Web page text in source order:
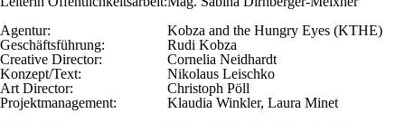
Agentur:
Kobza and the Hungry Eyes (KTHE)
Geschäftsführung:
Rudi Kobza
Creative Director:
Cornelia Neidhardt
Konzept/Text:
Nikolaus Leischko
Art Director:
Christoph Pöll
Projektmanagement:
Klaudia Winkler, Laura Minet